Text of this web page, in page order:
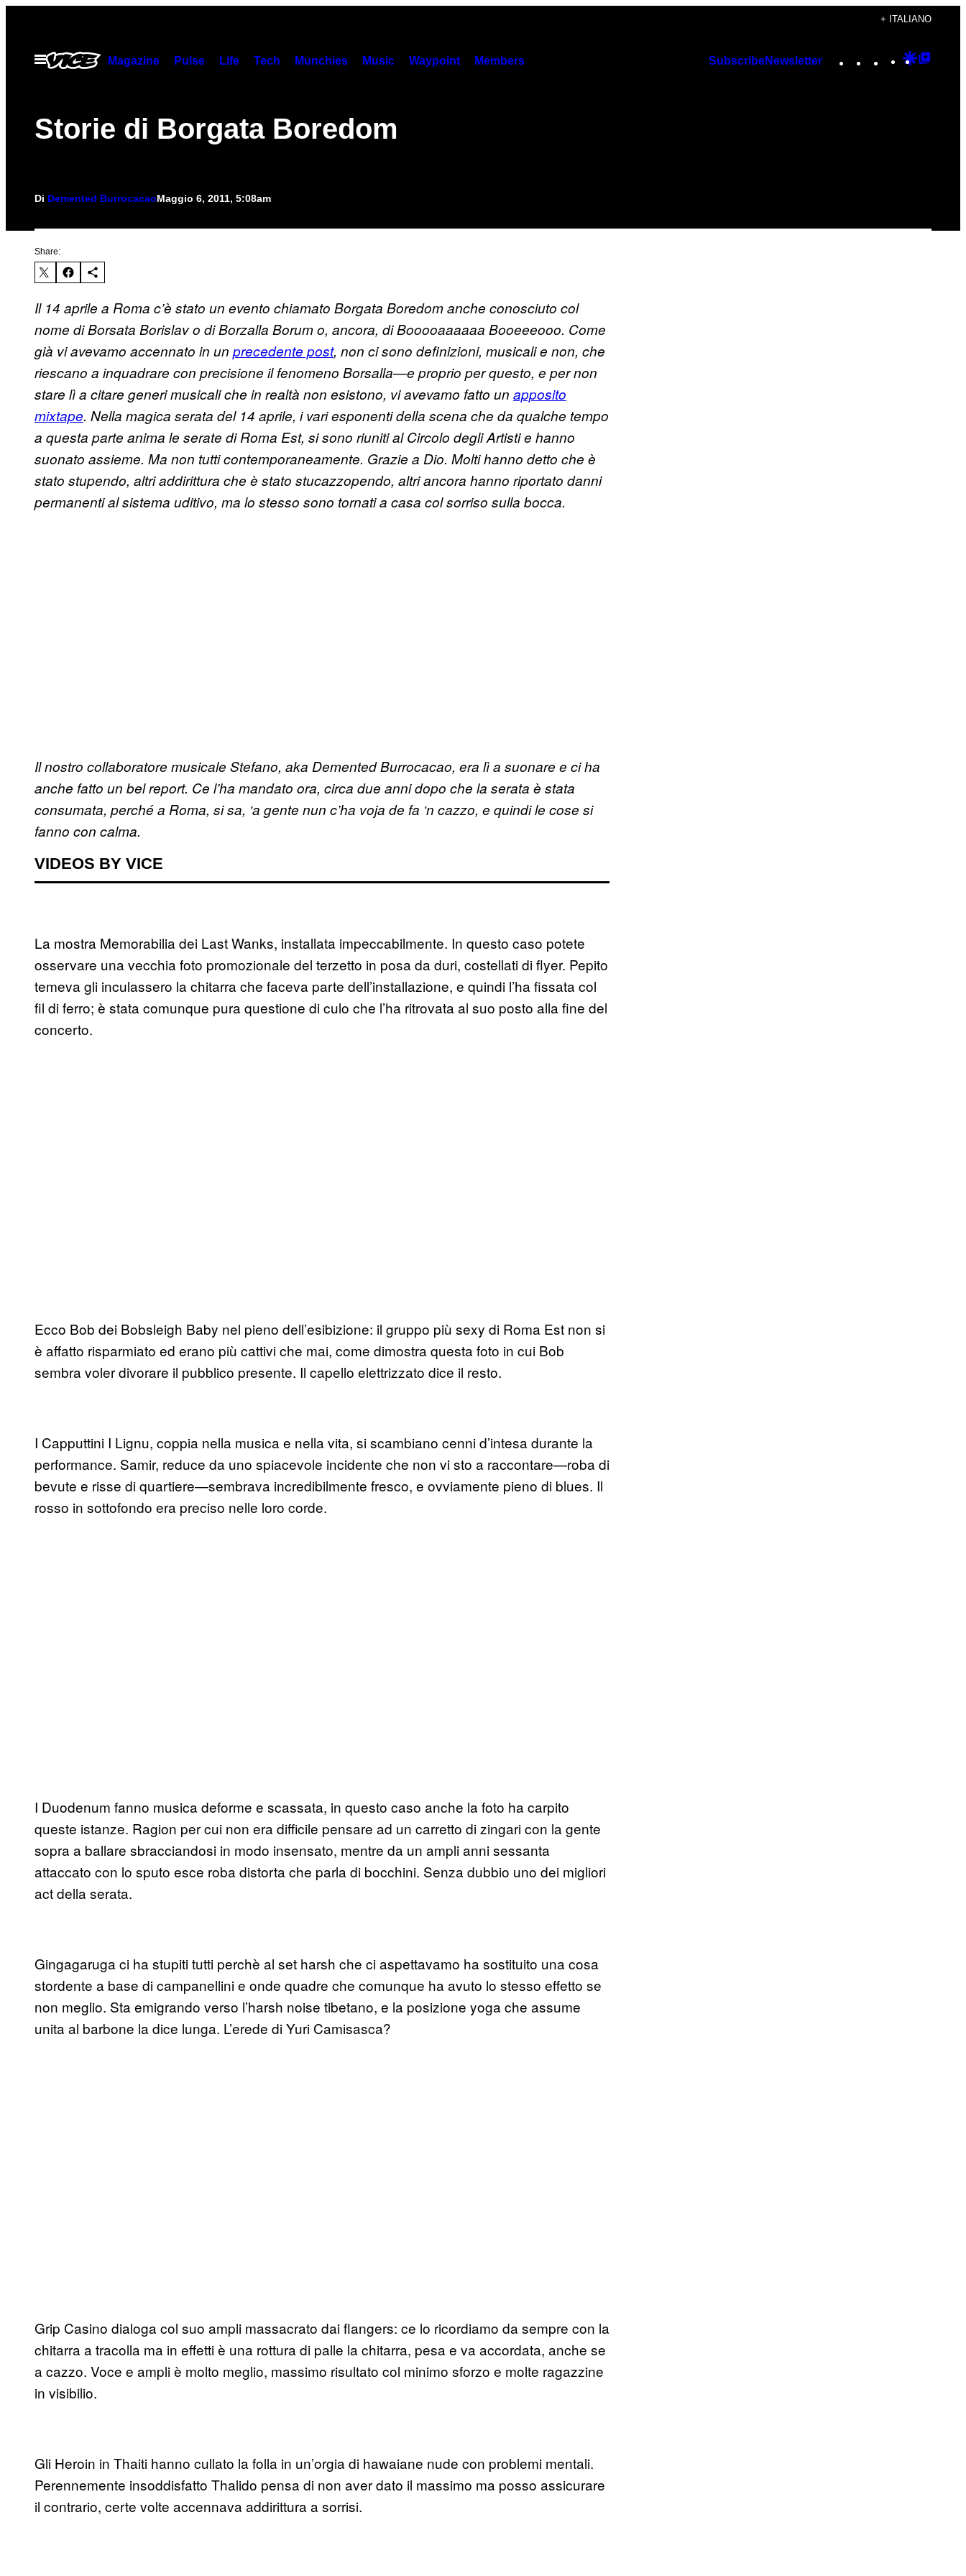
contenuto
+ ITALIANO
Apri
Magazine Pulse Life Tech Munchies Music Waypoint Members SubscribeNewsletter Instagram
TikTok
YouTube
Google
Storie di Borgata Boredom
Di Demented BurrocacaoMaggio 6, 2011, 5:08am
Share:
Il 14 aprile a Roma c’è stato un evento chiamato Borgata Boredom anche conosciuto col
nome di Borsata Borislav o di Borzalla Borum o, ancora, di Booooaaaaaa Booeeeooo. Come
già vi avevamo accennato in un precedente post, non ci sono definizioni, musicali e non, che
riescano a inquadrare con precisione il fenomeno Borsalla—e proprio per questo, e per non
stare lì a citare generi musicali che in realtà non esistono, vi avevamo fatto un apposito
mixtape. Nella magica serata del 14 aprile, i vari esponenti della scena che da qualche tempo
a questa parte anima le serate di Roma Est, si sono riuniti al Circolo degli Artisti e hanno
suonato assieme. Ma non tutti contemporaneamente. Grazie a Dio. Molti hanno detto che è
stato stupendo, altri addirittura che è stato stucazzopendo, altri ancora hanno riportato danni
permanenti al sistema uditivo, ma lo stesso sono tornati a casa col sorriso sulla bocca.
Il nostro collaboratore musicale Stefano, aka Demented Burrocacao, era lì a suonare e ci ha
anche fatto un bel report. Ce l’ha mandato ora, circa due anni dopo che la serata è stata
consumata, perché a Roma, si sa, ‘a gente nun c’ha voja de fa ‘n cazzo, e quindi le cose si
fanno con calma.
VIDEOS BY VICE
La mostra Memorabilia dei Last Wanks, installata impeccabilmente. In questo caso potete
osservare una vecchia foto promozionale del terzetto in posa da duri, costellati di flyer. Pepito
temeva gli inculassero la chitarra che faceva parte dell’installazione, e quindi l’ha fissata col
fil di ferro; è stata comunque pura questione di culo che l’ha ritrovata al suo posto alla fine del
concerto.
Ecco Bob dei Bobsleigh Baby nel pieno dell’esibizione: il gruppo più sexy di Roma Est non si
è affatto risparmiato ed erano più cattivi che mai, come dimostra questa foto in cui Bob
sembra voler divorare il pubblico presente. Il capello elettrizzato dice il resto.
I Capputtini I Lignu, coppia nella musica e nella vita, si scambiano cenni d’intesa durante la
performance. Samir, reduce da uno spiacevole incidente che non vi sto a raccontare—roba di
bevute e risse di quartiere—sembrava incredibilmente fresco, e ovviamente pieno di blues. Il
rosso in sottofondo era preciso nelle loro corde.
I Duodenum fanno musica deforme e scassata, in questo caso anche la foto ha carpito
queste istanze. Ragion per cui non era difficile pensare ad un carretto di zingari con la gente
sopra a ballare sbracciandosi in modo insensato, mentre da un ampli anni sessanta
attaccato con lo sputo esce roba distorta che parla di bocchini. Senza dubbio uno dei migliori
act della serata.
Gingagaruga ci ha stupiti tutti perchè al set harsh che ci aspettavamo ha sostituito una cosa
stordente a base di campanellini e onde quadre che comunque ha avuto lo stesso effetto se
non meglio. Sta emigrando verso l’harsh noise tibetano, e la posizione yoga che assume
unita al barbone la dice lunga. L’erede di Yuri Camisasca?
Grip Casino dialoga col suo ampli massacrato dai flangers: ce lo ricordiamo da sempre con la
chitarra a tracolla ma in effetti è una rottura di palle la chitarra, pesa e va accordata, anche se
a cazzo. Voce e ampli è molto meglio, massimo risultato col minimo sforzo e molte ragazzine
in visibilio.
Gli Heroin in Thaiti hanno cullato la folla in un’orgia di hawaiane nude con problemi mentali.
Perennemente insoddisfatto Thalido pensa di non aver dato il massimo ma posso assicurare
il contrario, certe volte accennava addirittura a sorrisi.